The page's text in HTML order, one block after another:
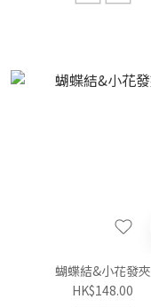
蝴蝶結&小花發夾
HK$148.00